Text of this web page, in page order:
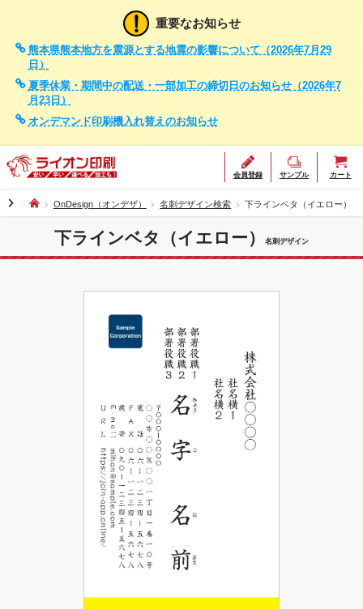
重要なお知らせ
熊本県熊本地方を震源とする地震の影響について（2026年7月29
日）
夏季休業・期間中の配送・一部加工の締切日のお知らせ（2026年7
月23日）
オンデマンド印刷機入れ替えのお知らせ
会員登録 サンプル カート
chevron_right OnDesign（オンデザ） 名刺デザイン検索 下ラインベタ（イエロー）
下ラインベタ（イエロー） 名刺デザイン